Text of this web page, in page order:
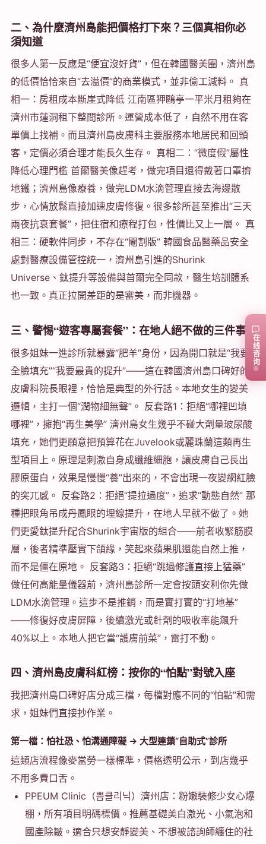
二、為什麼濟州島能把價格打下來？三個真相你必
須知道
很多人第一反應是“便宜沒好貨”，但在韓國醫美圈，濟州島
的低價恰恰來自“去溢價”的商業模式，並非偷工減料。 真
相一：房租成本斷崖式降低 江南區狎鷗亭一平米月租夠在
濟州市蓮洞租下整間診所。運營成本低了，自然不用在客
單價上找補。而且濟州島皮膚科主要服務本地居民和回頭
客，定價必須合理才能長久生存。 真相二：“微度假”屬性
降低心理門檻 首爾醫美像趕考，做完項目還得戴著口罩擠
地鐵；濟州島像療養，做完LDM水滴管理直接去海邊散
步，心情放鬆直接加速皮膚修復。很多診所甚至推出“三天
兩夜抗衰套餐”，把住宿和療程打包，性價比又上一層。 真
相三：硬軟件同步，不存在“閹割版” 韓國食品醫藥品安全
處對醫療設備管控統一，濟州島引進的Shurink
Universe、鈦提升等設備與首爾完全同款，醫生培訓體系
也一致。真正拉開差距的是審美，而非機器。
三、警惕“遊客專屬套餐”：在地人絕不做的三件事
很多姐妹一進診所就暴露“肥羊”身份，因為開口就是“我要
全臉填充”“我要最貴的提升”——這在韓國濟州島口碑好的
皮膚科院長眼裡，恰恰是典型的外行話。本地女生的變美
邏輯，主打一個“潤物細無聲”。 反套路1：拒絕“哪裡凹填
哪裡”，擁抱“再生美學” 濟州島女生幾乎不碰大劑量玻尿酸
填充，她們更願意把預算花在Juvelook或麗珠蘭這類再生
型項目上。原理是刺激自身成纖維細胞，讓皮膚自己長出
膠原蛋白，效果是慢慢“養”出來的，不會出現一夜變網紅臉
的突兀感。 反套路2：拒絕“提拉過度”，追求“動態自然” 那
種把眼角吊成丹鳳眼的埋線提升，在地人早就不做了。她
們更愛鈦提升配合Shurink宇宙版的組合——前者收緊筋膜
層，後者精準壓實下頜緣，笑起來蘋果肌還能自然上推，
而不是僵在原地。 反套路3：拒絕“跳過修護直接上猛藥”
做任何高能量儀器前，濟州島診所一定會按頭安利你先做
LDM水滴管理。這步不是推銷，而是實打實的“打地基”
——修復好皮膚屏障，後續激光或針劑的吸收率能飆升
40%以上。本地人把它當“護膚前菜”，雷打不動。
四、濟州島皮膚科紅榜：按你的“怕點”對號入座
我把濟州島口碑好店分成三檔，每檔對應不同的“怕點”和需
求，姐妹們直接抄作業。
第一檔：怕社恐、怕溝通障礙 → 大型連鎖“自助式”診所
這類店流程像麥當勞一樣標準，價格透明公示，到店幾乎
不用多費口舌。
PPEUM Clinic（쁨클리닉）濟州店：粉嫩裝修少女心爆
棚，所有項目明碼標價。推薦基礎美白激光、小氣泡和
國產除皺。適合只想安靜變美、不想被諮詢師纏住的社
在线咨询